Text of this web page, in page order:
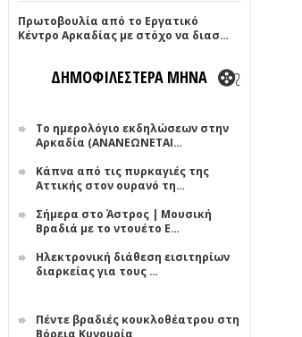
Πρωτοβουλία από το Εργατικό
Κέντρο Αρκαδίας με στόχο να διασ…
ΔΗΜΟΦΙΛΕΣΤΕΡΑ ΜΗΝΑ
Το ημερολόγιο εκδηλώσεων στην
Αρκαδία (ΑΝΑΝΕΩΝΕΤΑΙ…
Κάπνα από τις πυρκαγιές της
Αττικής στον ουρανό τη…
Σήμερα στο Άστρος | Μουσική
Βραδιά με το ντουέτο Ε…
Ηλεκτρονική διάθεση εισιτηρίων
διαρκείας για τους …
Πέντε βραδιές κουκλοθέατρου στη
Βόρεια Κυνουρία